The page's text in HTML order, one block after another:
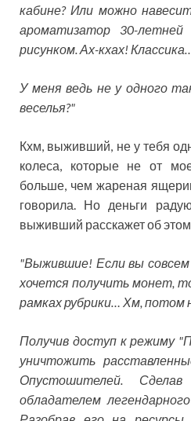
кабине? Или можно
ароматизатор 30-
рисунком. Ах-кхах!
У меня ведь не у одного
веселья?"
Кхм, выживший, не у тебя
колеса, которые не от
больше, чем жареная
говорила. Но деньги
выживший расскажет об
"Выжившие! Если вы
хочется получить монет,
рамках рубрики… Хм, потом
Получив доступ к режиму
уничтожить
Опустошителей.
обладателем